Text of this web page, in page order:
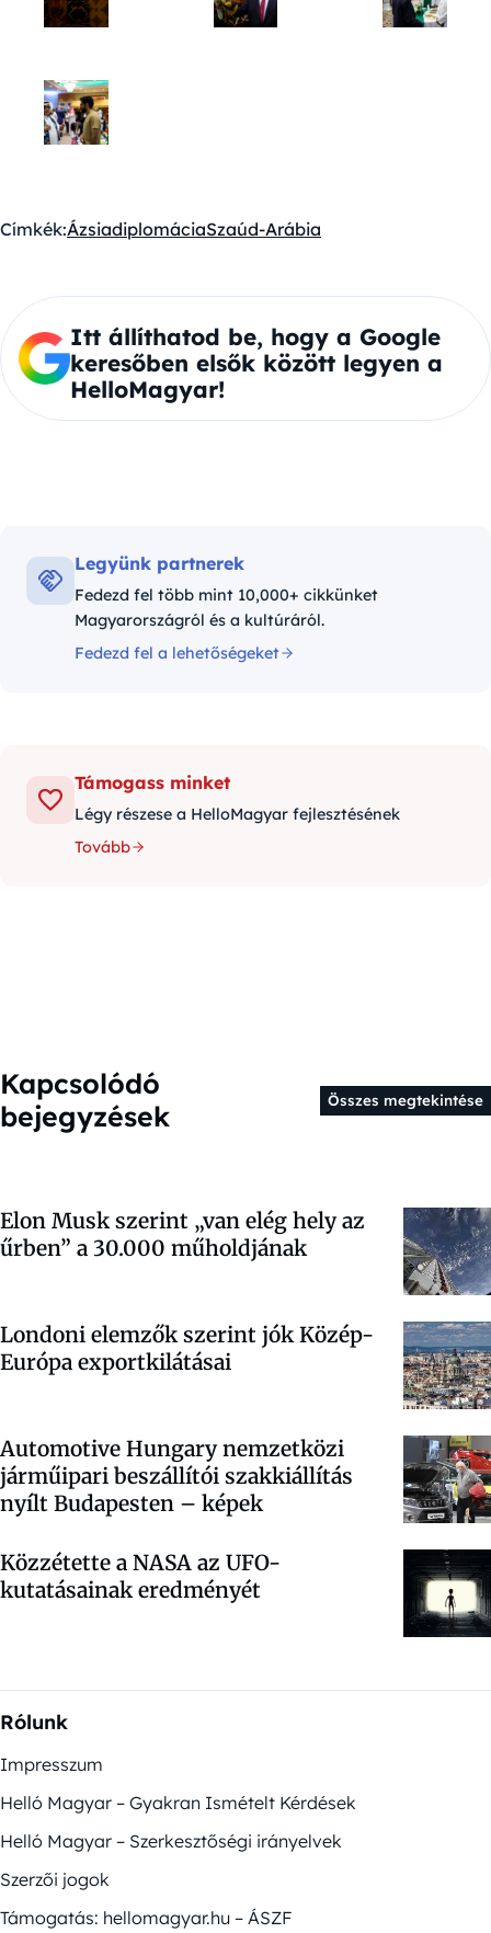
Címkék:ÁzsiadiplomáciaSzaúd-Arábia
Itt állíthatod be, hogy a Google
keresőben elsők között legyen a
HelloMagyar!
Legyünk partnerek
Fedezd fel több mint 10,000+ cikkünket
Magyarországról és a kultúráról.
Fedezd fel a lehetőségeket
Támogass minket
Légy részese a HelloMagyar fejlesztésének
Tovább
Kapcsolódó
bejegyzések
Összes megtekintése
Elon Musk szerint „van elég hely az
űrben” a 30.000 műholdjának
Londoni elemzők szerint jók Közép-
Európa exportkilátásai
Automotive Hungary nemzetközi
járműipari beszállítói szakkiállítás
nyílt Budapesten – képek
Közzétette a NASA az UFO-
kutatásainak eredményét
Rólunk
Impresszum
Helló Magyar – Gyakran Ismételt Kérdések
Helló Magyar – Szerkesztőségi irányelvek
Szerzői jogok
Támogatás: hellomagyar.hu – ÁSZF